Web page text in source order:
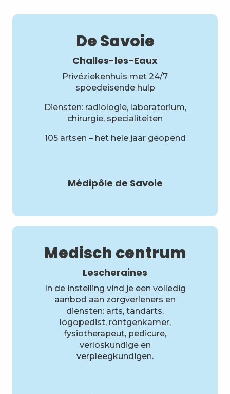
De Savoie
Challes-les-Eaux
Privéziekenhuis met 24/7
spoedeisende hulp
Diensten: radiologie, laboratorium,
chirurgie, specialiteiten
105 artsen – het hele jaar geopend
Médipôle de Savoie
Medisch centrum
Lescheraines
In de instelling vind je een volledig
aanbod aan zorgverleners en
diensten: arts, tandarts,
logopedist, röntgenkamer,
fysiotherapeut, pedicure,
verloskundige en
verpleegkundigen.